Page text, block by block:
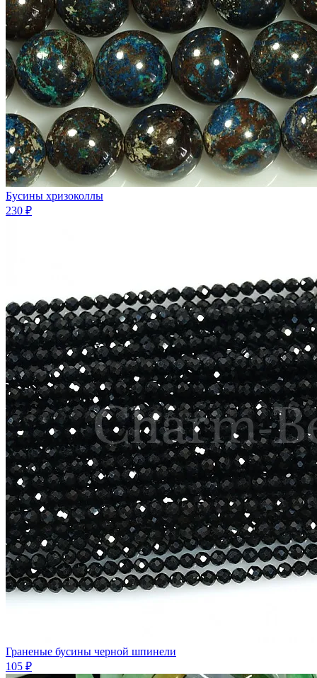
Бусины хризоколлы
230 ₽
Граненые бусины черной шпинели
105 ₽